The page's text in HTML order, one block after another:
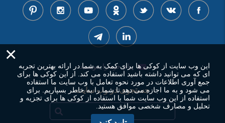
پیام خود را بنویسید
جستجوی در وب سایت
×
این وب سایت از کوکی ها برای کمک به شما در ارائه بهترین تجربه
ای که می توانید داشته باشید استفاده می کند. از این کوکی ها برای
جمع آوری اطلاعات در مورد نحوه تعامل با وب سایت ما استفاده
می شود و به ما اجازه می دهد تا شما را به خاطر بسپاریم. برای
استفاده از این وب سایت شما با استفاده از کوکی ها برای تجزیه و
تحلیل و مصارف شخصی موافق هستید.